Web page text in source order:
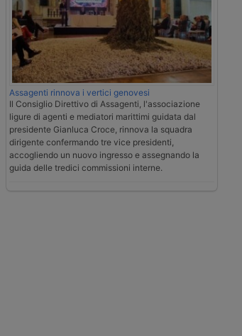
Assagenti rinnova i vertici genovesi
Il Consiglio Direttivo di Assagenti, l'associazione
ligure di agenti e mediatori marittimi guidata dal
presidente Gianluca Croce, rinnova la squadra
dirigente confermando tre vice presidenti,
accogliendo un nuovo ingresso e assegnando la
guida delle tredici commissioni interne.